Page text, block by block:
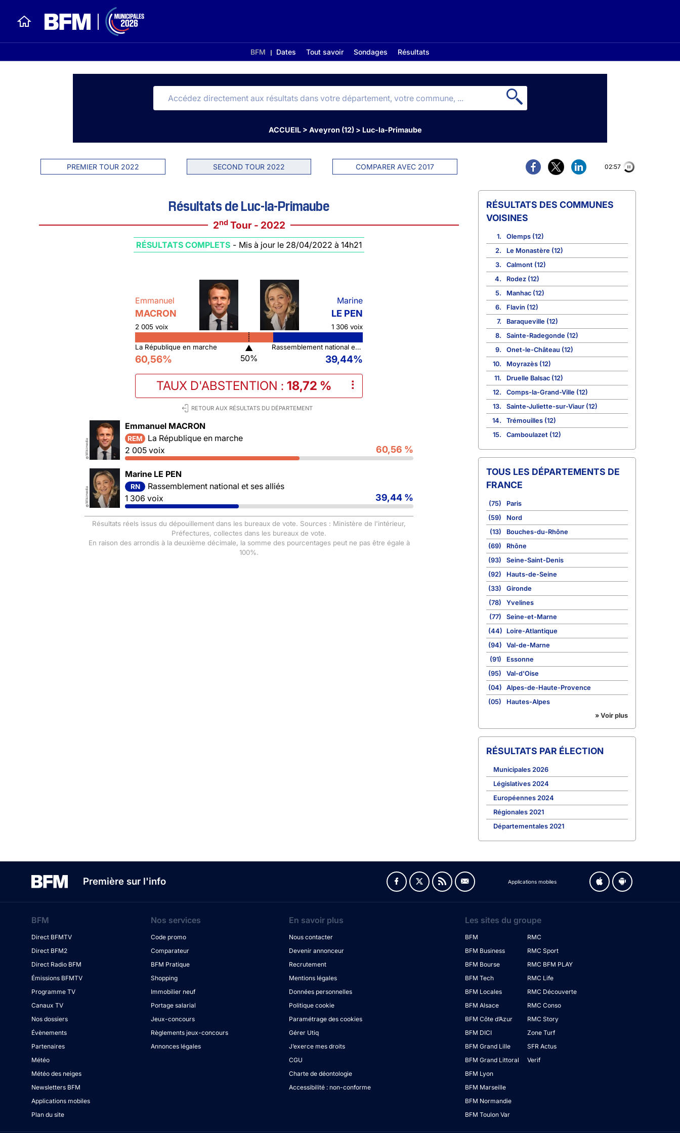
BFM Dates Tout savoir Sondages Résultats
ACCUEIL> Aveyron (12)> Luc-la-Primaube
PREMIER TOUR 2022 SECOND TOUR 2022 COMPARER AVEC 2017 02:56
Résultats de Luc-la-Primaube
2ndTour - 2022
RÉSULTATS COMPLETS - Mis à jour le 28/04/2022 à 14h21
Emmanuel
MACRON
2 005 voix
Marine
LE PEN
1 306 voix
La République en marche
60,56%
▲
50%
Rassemblement national et ses alliés
39,44%
TAUX D'ABSTENTION : 18,72 % ⠇
RETOUR AUX RÉSULTATS DU DÉPARTEMENT
©
Wikimedia
Emmanuel MACRON
REM
La République en marche
2 005 voix
60,56 %
©
Wikimedia
Marine LE PEN
RN
Rassemblement national et ses alliés
1 306 voix
39,44 %
Résultats réels issus du dépouillement dans les bureaux de vote. Sources : Ministère de l'intérieur,
Préfectures, collectes dans les bureaux de vote.
En raison des arrondis à la deuxième décimale, la somme des pourcentages peut ne pas être égale à
100%.
COMMUNES
VOISINES
1.
Olemps (12)
2.
Le Monastère (12)
3.
Calmont (12)
4.
Rodez (12)
5.
Manhac (12)
6.
Flavin (12)
7.
Baraqueville (12)
8.
Sainte-Radegonde (12)
9.
Onet-le-Château (12)
10.
Moyrazès (12)
11.
Druelle Balsac (12)
12.
Comps-la-Grand-Ville (12)
13.
Sainte-Juliette-sur-Viaur (12)
14.
Trémouilles (12)
15.
Camboulazet (12)
TOUS LES DÉPARTEMENTS DE
FRANCE
(75)
Paris
(59)
Nord
(13)
Bouches-du-Rhône
(69)
Rhône
(93)
Seine-Saint-Denis
(92)
Hauts-de-Seine
(33)
Gironde
(78)
Yvelines
(77)
Seine-et-Marne
(44)
Loire-Atlantique
(94)
Val-de-Marne
(91)
Essonne
(95)
Val-d'Oise
(04)
Alpes-de-Haute-Provence
(05)
Hautes-Alpes
» Voir plus
RÉSULTATS PAR ÉLECTION
Municipales 2026
Législatives 2024
Européennes 2024
Régionales 2021
Départementales 2021
Première sur l'info Applications mobiles
BFM
Direct BFMTV
Direct BFM2
Direct Radio BFM
Émissions BFMTV
Programme TV
Canaux TV
Nos dossiers
Évènements
Partenaires
Météo
Météo des neiges
Newsletters BFM
Applications mobiles
Plan du site
Nos services
Code promo
Comparateur
BFM Pratique
Shopping
Immobilier neuf
Portage salarial
Jeux-concours
Règlements jeux-concours
Annonces légales
En savoir plus
Nous contacter
Devenir annonceur
Recrutement
Mentions légales
Données personnelles
Politique cookie
Paramétrage des cookies
Gérer Utiq
J’exerce mes droits
CGU
Charte de déontologie
Accessibilité : non-conforme
Les sites du groupe
BFM
BFM Business
BFM Bourse
BFM Tech
BFM Locales
BFM Alsace
BFM Côte d’Azur
BFM DICI
BFM Grand Lille
BFM Grand Littoral
BFM Lyon
BFM Marseille
BFM Normandie
BFM Toulon Var
RMC
RMC Sport
RMC BFM PLAY
RMC Life
RMC Découverte
RMC Conso
RMC Story
Zone Turf
SFR Actus
Verif